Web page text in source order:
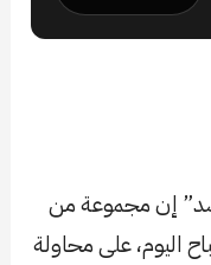
إن مجموعة من
على محاولة